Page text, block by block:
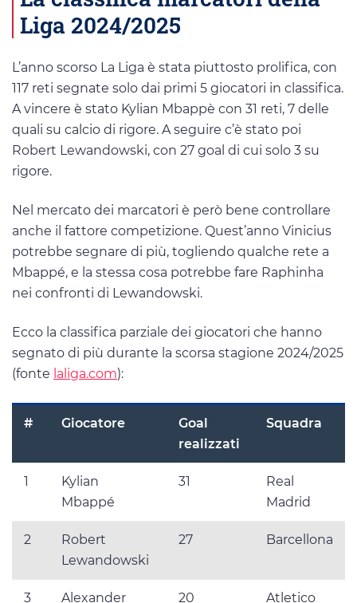
Liga 2024/2025
L’anno scorso La Liga è stata piuttosto prolifica, con
117 reti segnate solo dai primi 5 giocatori in classifica.
A vincere è stato Kylian Mbappè con 31 reti, 7 delle
quali su calcio di rigore. A seguire c’è stato poi
Robert Lewandowski, con 27 goal di cui solo 3 su
rigore.
Nel mercato dei marcatori è però bene controllare
anche il fattore competizione. Quest’anno Vinicius
potrebbe segnare di più, togliendo qualche rete a
Mbappé, e la stessa cosa potrebbe fare Raphinha
nei confronti di Lewandowski.
Ecco la classifica parziale dei giocatori che hanno
segnato di più durante la scorsa stagione 2024/2025
(fonte laliga.com):
# Giocatore
Goal
realizzati
Squadra
1
Kylian
Mbappé
31
Real
Madrid
2
Robert
Lewandowski
27 Barcellona
3
Alexander
20
Atletico